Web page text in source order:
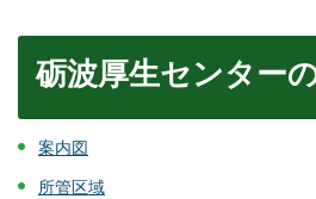
砺波厚生センター
案内図
所管区域